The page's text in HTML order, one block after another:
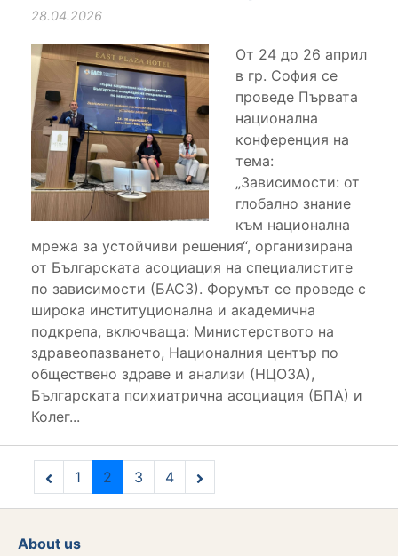
28.04.2026
От 24 до 26 април
в гр. София се
проведе Първата
национална
конференция на
тема:
„Зависимости: от
глобално знание
към национална
мрежа за устойчиви решения“, организирана
от Българската асоциация на специалистите
по зависимости (БАСЗ). Форумът се проведе с
широка институционална и академична
подкрепа, включваща: Министерството на
здравеопазването, Националния център по
обществено здраве и анализи (НЦОЗА),
Българската психиатрична асоциация (БПА) и
Колег...
1 2 3 4
About us